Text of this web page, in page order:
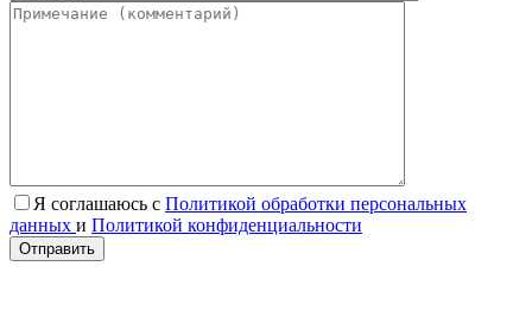
Я соглашаюсь с Политикой обработки персональных
данных и Политикой конфиденциальности
Отправить